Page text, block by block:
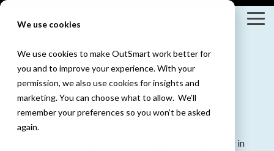
We use cookies
We use cookies to make OutSmart work better for
you and to improve your experience. With your
permission, we also use cookies for insights and
marketing. You can choose what to allow. We’ll
remember your preferences so you won’t be asked
again.
Skip
content.
Oplossingen
Digitale werkbon
Bekijk alle oplossingen
Branches
Installatietechniek &
Bekijk alle branches
Integraties
Exact
Snelstart
Yuki
Kennis &
Inspiratie
Blogs
Kennisbank
Innovatie Hub
CRM+
Meer grip op klantrelaties en je
salesproces
Met CRM+ maak je van het standaard relatiebeheer in